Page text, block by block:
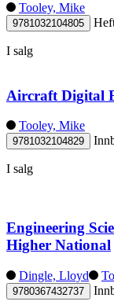
Tooley, Mike
9781032104805
I salg
Aircraft Digital
Tooley, Mike
9781032104829
I salg
Engineering
Higher National
Dingle, Lloyd
9780367432737